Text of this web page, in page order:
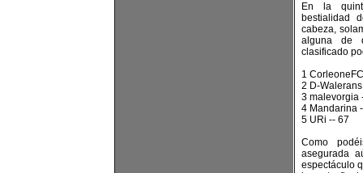
En la
bestialidad
cabeza,
alguna de
clasificado
1
2 D-
3 malevorgia
4 Mandarina
5 URi -- 67
Como
asegurada
espectáculo